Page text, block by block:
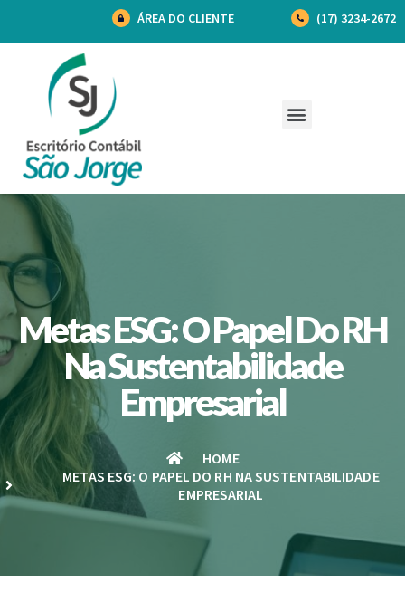
ÁREA DO CLIENTE (17) 3234-2672
Metas ESG: O Papel Do RH
Na Sustentabilidade
Empresarial
HOME
METAS ESG: O PAPEL DO RH NA SUSTENTABILIDADE
EMPRESARIAL